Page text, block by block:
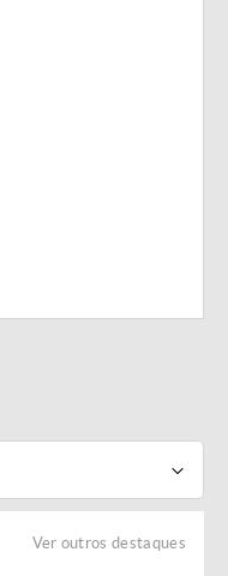
Ver outros destaques